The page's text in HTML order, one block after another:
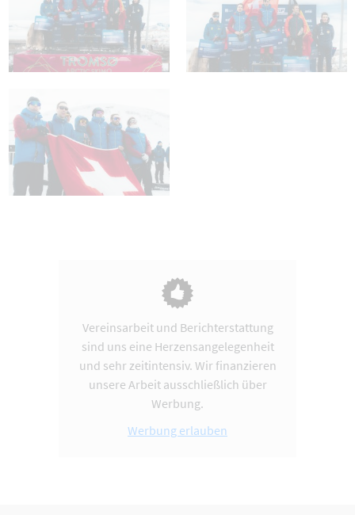
Vereinsarbeit und Berichterstattung
sind uns eine Herzensangelegenheit
und sehr zeitintensiv. Wir finanzieren
unsere Arbeit ausschließlich über
Werbung.
Werbung erlauben